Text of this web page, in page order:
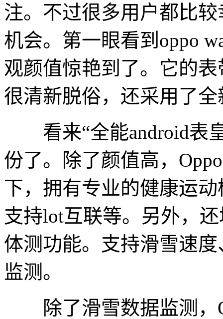
注。不过很多用户都比
机会。第一眼看到oppo
观颜值惊艳到了。它的
很清新脱俗，还采用了
看来“全能android表皇
份了。除了颜值高，
下，拥有专业的健康运
支持lot互联等。另外，
体测功能。支持滑雪速
监测。
除了滑雪数据监测，